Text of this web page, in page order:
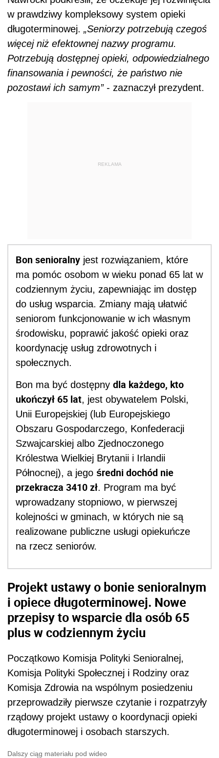
w prawdziwy kompleksowy system opieki
długoterminowej. „Seniorzy potrzebują czegoś
więcej niż efektownej nazwy programu.
Potrzebują dostępnej opieki, odpowiedzialnego
finansowania i pewności, że państwo nie
pozostawi ich samym”- zaznaczył prezydent.
REKLAMA
Bon senioralny jest rozwiązaniem, które
ma pomóc osobom w wieku ponad 65 lat w
codziennym życiu, zapewniając im dostęp
do usług wsparcia. Zmiany mają ułatwić
seniorom funkcjonowanie w ich własnym
środowisku, poprawić jakość opieki oraz
koordynację usług zdrowotnych i
społecznych.
Bon ma być dostępny dla każdego, kto
ukończył 65 lat, jest obywatelem Polski,
Unii Europejskiej (lub Europejskiego
Obszaru Gospodarczego, Konfederacji
Szwajcarskiej albo Zjednoczonego
Królestwa Wielkiej Brytanii i Irlandii
Północnej), a jego średni dochód nie
przekracza 3410 zł. Program ma być
wprowadzany stopniowo, w pierwszej
kolejności w gminach, w których nie są
realizowane publiczne usługi opiekuńcze
na rzecz seniorów.
Projekt ustawy o bonie senioralnym
i opiece długoterminowej. Nowe
przepisy to wsparcie dla osób 65
plus w codziennym życiu
Początkowo Komisja Polityki Senioralnej,
Komisja Polityki Społecznej i Rodziny oraz
Komisja Zdrowia na wspólnym posiedzeniu
przeprowadziły pierwsze czytanie i rozpatrzyły
rządowy projekt ustawy o koordynacji opieki
długoterminowej i osobach starszych.
Dalszy ciąg materiału pod wideo